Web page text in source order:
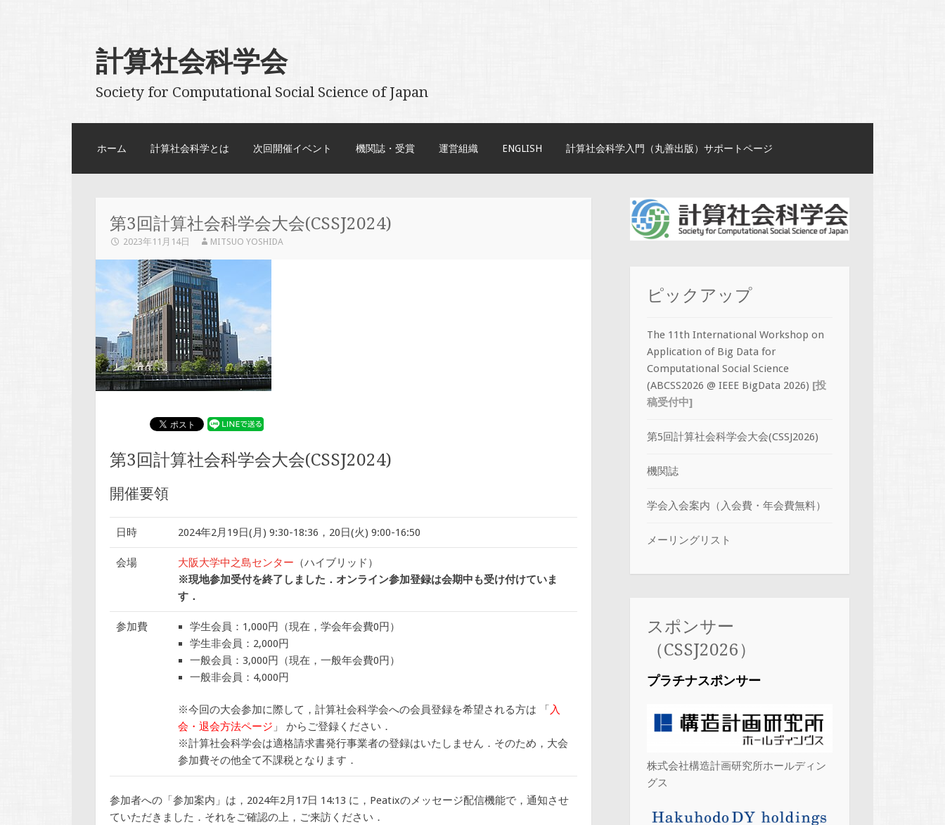
計算社会科学会
Society for Computational Social Science of Japan
コンテンツへスキップ
ホーム 計算社会科学とは 次回開催イベント 機関誌・受賞 運営組織 ENGLISH 計算社会科学入門（丸善出版）サポートページ
第3回計算社会科学会大会(CSSJ2024)
2023年11月14日 MITSUO YOSHIDA
第3回計算社会科学会大会(CSSJ2024)
開催要領
日時 2024年2月19日(月) 9:30-18:36，20日(火) 9:00-16:50
会場 大阪大学中之島センター （ハイブリッド）
※現地参加受付を終了しました．オンライン参加登録は会期中も受け付けていま
す．
参加費
学生会員：1,000円（現在，学会年会費0円）
学生非会員：2,000円
一般会員：3,000円（現在，一般年会費0円）
一般非会員：4,000円
※今回の大会参加に際して，計算社会科学会への会員登録を希望される方は 「 入
会・退会方法ページ 」 からご登録ください．
※計算社会科学会は適格請求書発行事業者の登録はいたしません．そのため，大会
参加費その他全て不課税となります．
参加者への「参加案内」は，2024年2月17日 14:13 に，Peatixのメッセージ配信機能で，通知させ
ていただきました．それをご確認の上，ご来訪ください．
ピックアップ
The 11th International Workshop on
Application of Big Data for
Computational Social Science
(ABCSS2026 @ IEEE BigData 2026) [投
稿受付中]
第5回計算社会科学会大会(CSSJ2026)
機関誌
学会入会案内（入会費・年会費無料）
メーリングリスト
スポンサー
（CSSJ2026）
プラチナスポンサー
株式会社構造計画研究所ホールディン
グス